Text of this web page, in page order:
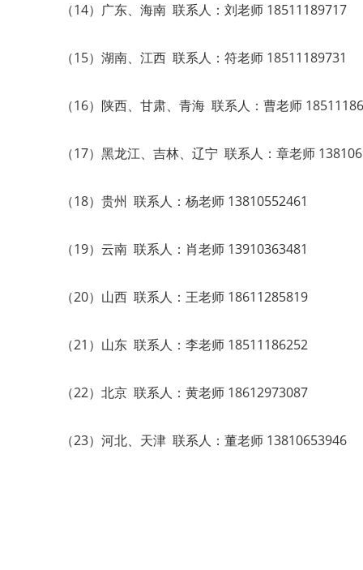
（14）广东、海南 联系人：刘老师 18511189717
（15）湖南、江西 联系人：符老师 18511189731
（16）陕西、甘肃、青海 联系人：曹老师
（17）黑龙江、吉林、辽宁 联系人：章老师
（18）贵州 联系人：杨老师 13810552461
（19）云南 联系人：肖老师 13910363481
（20）山西 联系人：王老师 18611285819
（21）山东 联系人：李老师 18511186252
（22）北京 联系人：黄老师 18612973087
（23）河北、天津 联系人：董老师 13810653946